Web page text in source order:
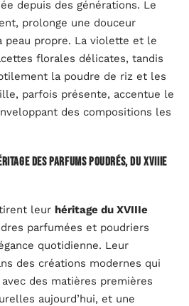
depuis des générations. Le
prolonge une douceur
peau propre. La violette et le
florales délicates, tandis
la poudre de riz et les
parfois présente, accentue le
des compositions les
des parfums poudrés, du XVIIIe
leur héritage du XVIIIe
parfumées et poudriers
quotidienne. Leur
des créations modernes qui
des matières premières
aujourd’hui, et une